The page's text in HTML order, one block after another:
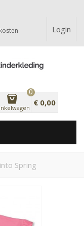
Login
0
€ 0,00
Spring